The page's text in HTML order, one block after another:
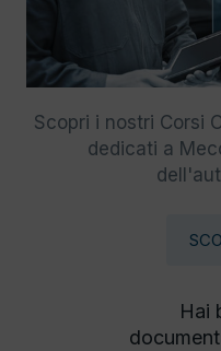
Scopri i nostri Corsi
dedicati a
Hai